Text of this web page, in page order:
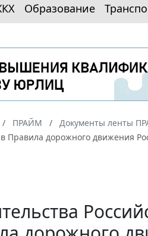
Образование
ПРАЙМ Документы ленты
дорожного движения